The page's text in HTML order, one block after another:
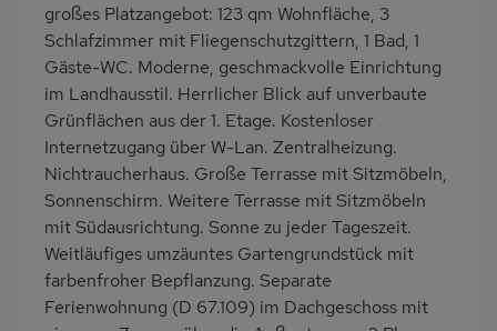
Geschirrspülmaschine
Kühlschrank
Mikrowelle
Ruhige Lage
Babybett
Kinderhochstuhl
Nichtraucher
Freisitz im Garten
Wb/WC
Internet
Terrassenmöbel
Haartrockner
Kaffeemaschine
Bettwäsche mietbar
Handtücher mietbar
großes Platzangebot: 123 qm Wohnfläche, 3
Schlafzimmer mit Fliegenschutzgittern, 1 Bad, 1
Gäste-WC. Moderne, geschmackvolle Einrichtung
im Landhausstil. Herrlicher Blick auf unverbaute
Grünflächen aus der 1. Etage. Kostenloser
Internetzugang über W-Lan. Zentralheizung.
Nichtraucherhaus. Große Terrasse mit Sitzmöbeln,
Sonnenschirm. Weitere Terrasse mit Sitzmöbeln
mit Südausrichtung. Sonne zu jeder Tageszeit.
Weitläufiges umzäuntes Gartengrundstück mit
farbenfroher Bepflanzung. Separate
Ferienwohnung (D 67.109) im Dachgeschoss mit